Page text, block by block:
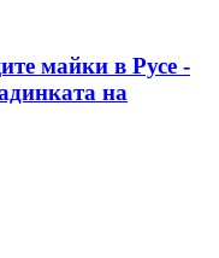
майки в Русе -
на